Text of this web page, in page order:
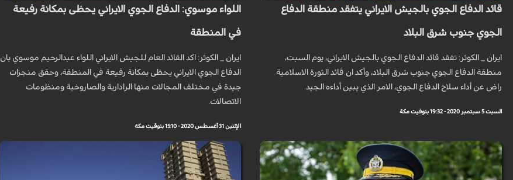
قائد الدفاع الجوي بالجيش الايراني يتفقد منطقة الدفاع
الجوي جنوب شرق البلاد
ايران _ الكوثر: تفقد قائد الدفاع الجوي بالجيش الايراني، يوم السبت،
منطقة الدفاع الجوي جنوب شرق البلاد، وأكد ان قائد الثورة الاسلامية
راض عن أداء سلاح الدفاع الجوي، الامر الذي يبين أداءه الجيد.
السبت 5 سبتمبر 2020 - 19:32 بتوقيت مكة
اللواء موسوي: الدفاع الجوي الايراني يحظى بمكانة رفيعة
في المنطقة
ايران _ الكوثر: اكد القائد العام للجيش الايراني اللواء عبدالرحيم موسوي بان
الدفاع الجوي الايراني يحظى بمكانة رفيعة في المنطقة، وحقق منجزات
جيدة في مختلف المجالات منها الرادارية والصاروخية ومنظومات
الاتصالات.
الإثنين 31 أغسطس 2020 - 15:10 بتوقيت مكة